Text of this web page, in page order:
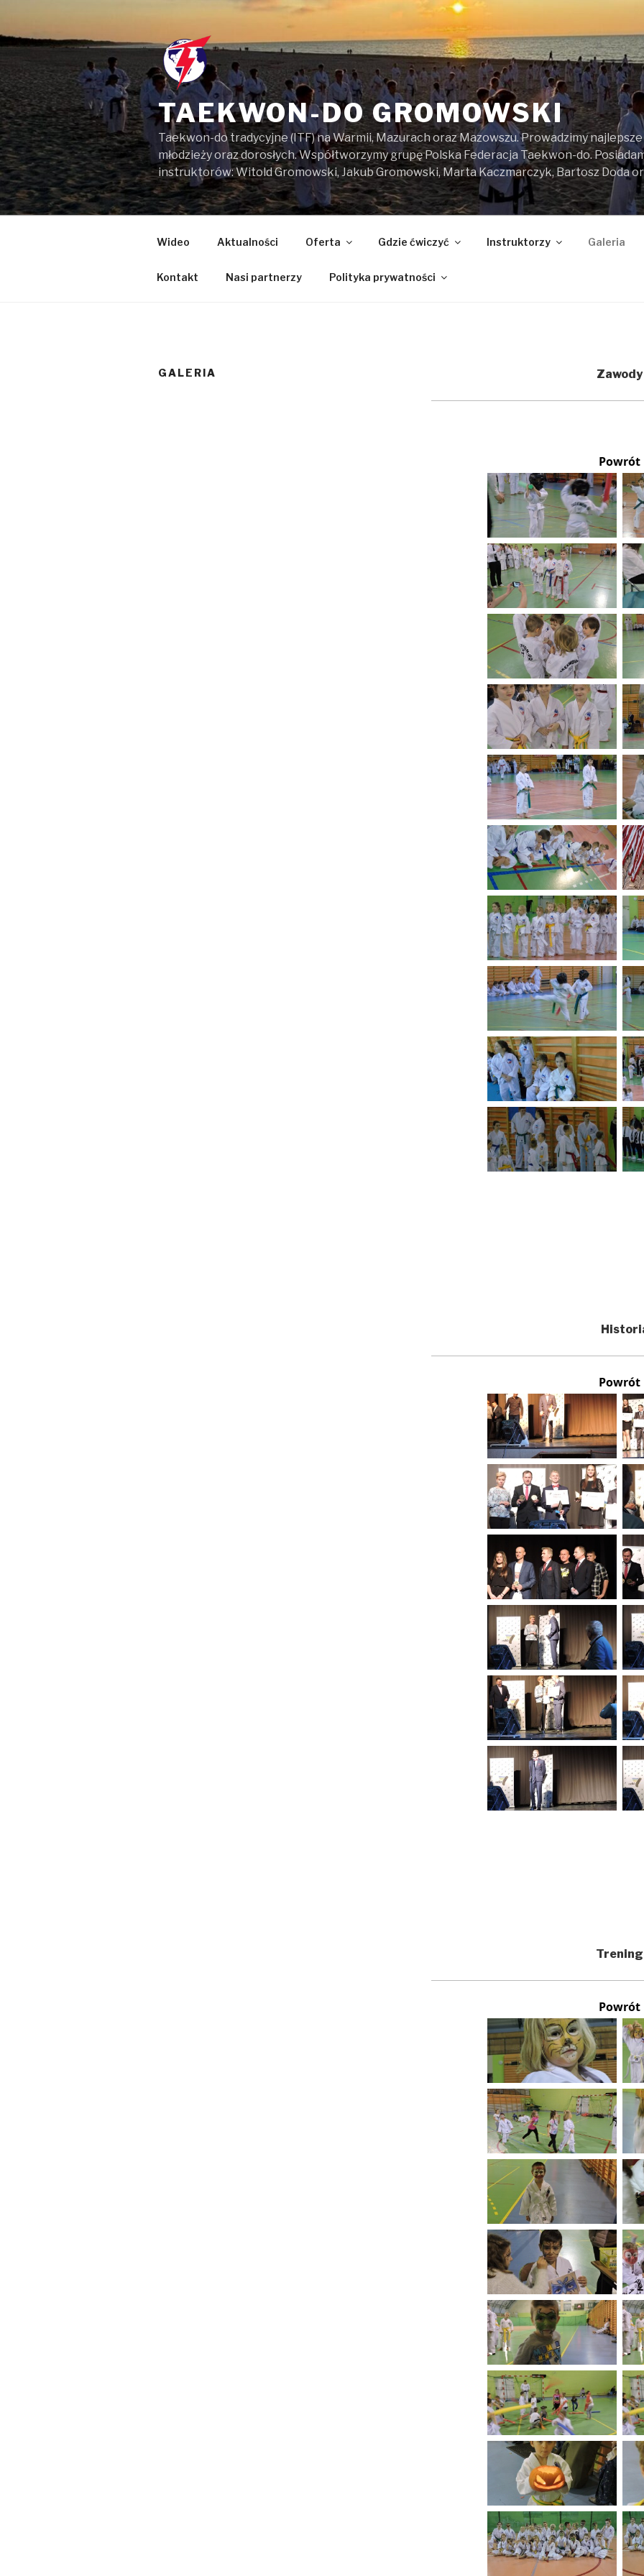
treści
TAEKWON-DO GROMOWSKI
Taekwon-do tradycyjne (ITF) na Warmii, Mazurach oraz Mazowszu. Prowadzimy
młodzieży oraz dorosłych. Współtworzymy grupę Polska Federacja Taekwon-do.
instruktorów: Witold Gromowski, Jakub Gromowski, Marta Kaczmarczyk, Bartosz Doda
Wideo Aktualności Oferta Gdzie ćwiczyć Instruktorzy Galeria
Kontakt Nasi partnerzy Polityka prywatności
GALERIA Zawody
Powrót
Powrót
Powrót